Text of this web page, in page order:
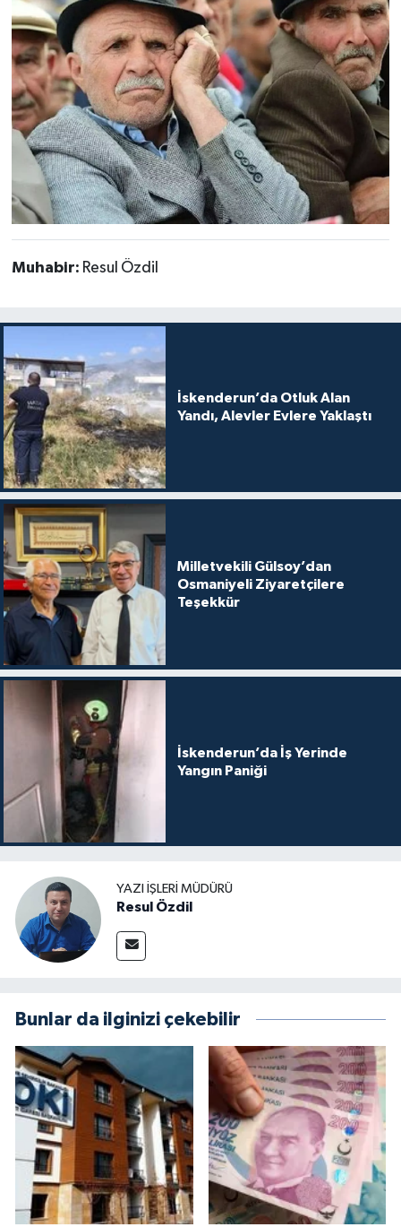
Muhabir: Resul Özdil
İskenderun’da Otluk Alan
Yandı, Alevler Evlere Yaklaştı
Milletvekili Gülsoy’dan
Osmaniyeli Ziyaretçilere
Teşekkür
İskenderun’da İş Yerinde
Yangın Paniği
YAZI İŞLERI MÜDÜRÜ
Resul Özdil
Bunlar da ilginizi çekebilir